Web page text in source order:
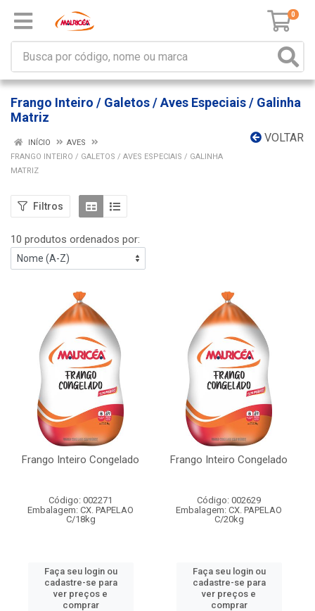
0
Frango Inteiro / Galetos / Aves Especiais / Galinha
Matriz
VOLTAR
INÍCIO
AVES
FRANGO INTEIRO / GALETOS / AVES ESPECIAIS / GALINHA
MATRIZ
Filtros
10 produtos ordenados por:
Frango Inteiro Congelado
Código: 002271
Embalagem: CX. PAPELAO
C/18kg
Faça seu login ou
cadastre-se para
ver preços e
comprar
Frango Inteiro Congelado
Código: 002629
Embalagem: CX. PAPELAO
C/20kg
Faça seu login ou
cadastre-se para
ver preços e
comprar